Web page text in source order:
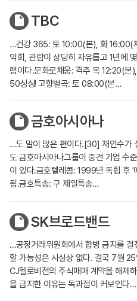
TBC
…건강 365: 토 10:00(본), 화 16:00(
악회, 관람이 상당히 자유롭고 1년에
램이다.문화로채움: 격주 목 12:20(
50싱싱! 고향별곡: 토 08:00(본…
금호아시아나
…도 말이 많은 편이다.[30] 재인수가
도 금호아시아나그룹이 중견 기업 수
이 있다.금호텔레콤: 1999년 독립 후
됨.금호특송: 구 제일특송…
SK브로드밴드
…공정거래위원회에서 합병 금지를
할 가능성은 사실상 없다. 결국 7월
CJ헬로비전의 주식매매 계약을 해제
을 금지한 이유는 독과점이 커보인다…